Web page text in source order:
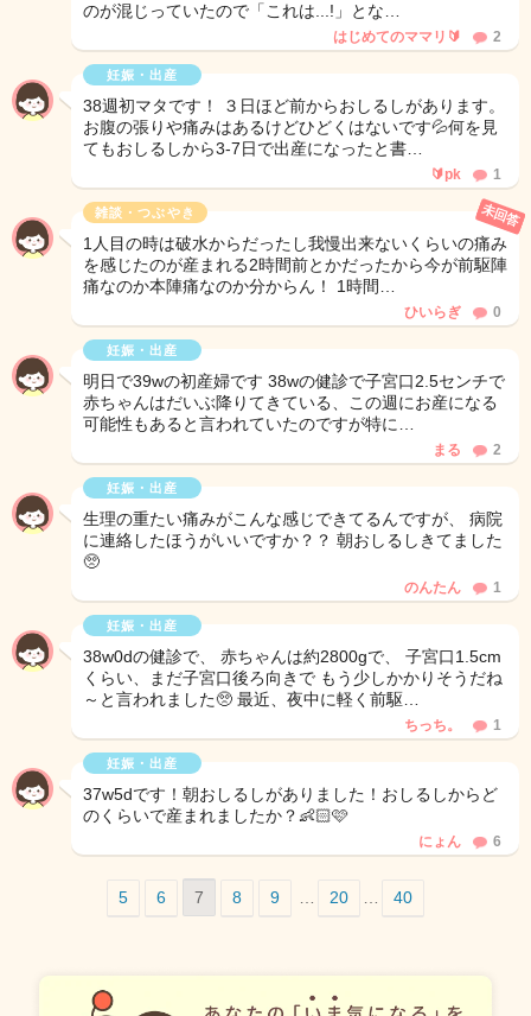
のが混じっていたので「これは...!」とな…
はじめてのママリ🔰 2
妊娠・出産
38週初マタです！ ３日ほど前からおしるしがあります。
お腹の張りや痛みはあるけどひどくはないです💦何を見
てもおしるしから3-7日で出産になったと書…
🔰pk 1
雑談・つぶやき
1人目の時は破水からだったし我慢出来ないくらいの痛み
を感じたのが産まれる2時間前とかだったから今が前駆陣
痛なのか本陣痛なのか分からん！ 1時間…
未回答
ひいらぎ 0
妊娠・出産
明日で39wの初産婦です 38wの健診で子宮口2.5センチで
赤ちゃんはだいぶ降りてきている、この週にお産になる
可能性もあると言われていたのですが特に…
まる 2
妊娠・出産
生理の重たい痛みがこんな感じできてるんですが、 病院
に連絡したほうがいいですか？？ 朝おしるしきてました
🥺
のんたん 1
妊娠・出産
38w0dの健診で、 赤ちゃんは約2800gで、 子宮口1.5cm
くらい、まだ子宮口後ろ向きで もう少しかかりそうだね
～と言われました🥺 最近、夜中に軽く前駆…
ちっち。 1
妊娠・出産
37w5dです！朝おしるしがありました！おしるしからど
のくらいで産まれましたか？👶🏻🩷
にょん 6
5 6 7 8 9 20 40